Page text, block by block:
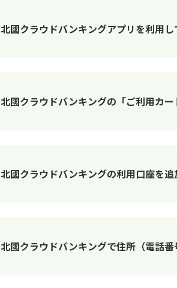
北國クラウドバンキングアプリを利用
北國クラウドバンキングの「ご利用カ
北國クラウドバンキングの利用口座を
北國クラウドバンキングで住所（電話